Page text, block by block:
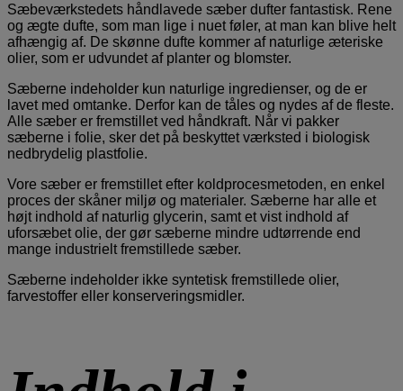
Sæbeværkstedets håndlavede sæber dufter fantastisk. Rene
og ægte dufte, som man lige i nuet føler, at man kan blive helt
afhængig af. De skønne dufte kommer af naturlige æteriske
olier, som er udvundet af planter og blomster.
Sæberne indeholder kun naturlige ingredienser, og de er
lavet med omtanke. Derfor kan de tåles og nydes af de fleste.
Alle sæber er fremstillet ved håndkraft. Når vi pakker
sæberne i folie, sker det på beskyttet værksted i biologisk
nedbrydelig plastfolie.
Vore sæber er fremstillet efter koldprocesmetoden, en enkel
proces der skåner miljø og materialer. Sæberne har alle et
højt indhold af naturlig glycerin, samt et vist indhold af
uforsæbet olie, der gør sæberne mindre udtørrende end
mange industrielt fremstillede sæber.
Sæberne indeholder ikke syntetisk fremstillede olier,
farvestoffer eller konserveringsmidler.